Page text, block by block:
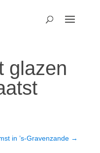
glazen
in ’s-Gravenzande →